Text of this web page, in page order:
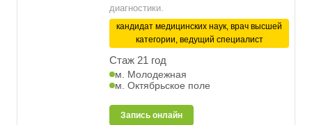
диагностики.
кандидат медицинских наук, врач высшей
категории, ведущий специалист
Стаж 21 год
м. Молодежная
м. Октябрьское поле
Запись онлайн